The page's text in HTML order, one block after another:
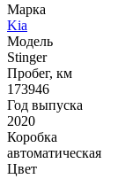
Марка
Kia
Модель
Stinger
Пробег, км
173946
Год выпуска
2020
Коробка
автоматическая
Цвет